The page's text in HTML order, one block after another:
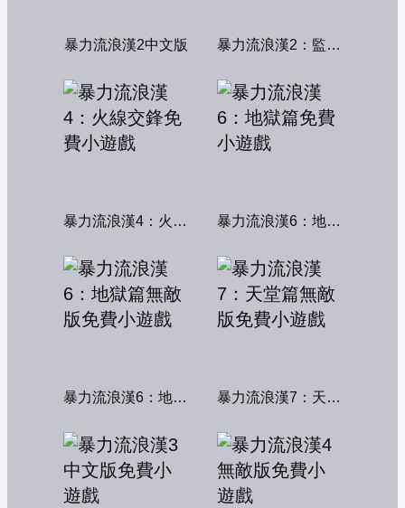
暴力流浪漢2中文版 暴力流浪漢2：監獄風雲
暴力流浪漢4：火線交鋒 暴力流浪漢6：地獄篇
暴力流浪漢6：地獄篇無敵版 暴力流浪漢7：天堂篇無敵版